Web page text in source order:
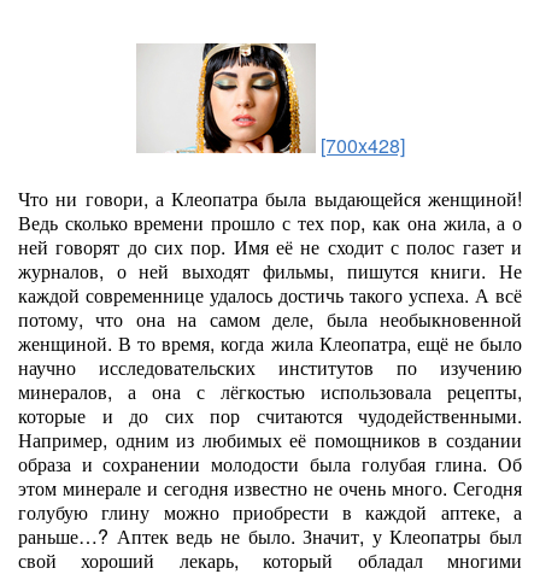
[700x428]
Что ни говори, а Клеопатра была выдающейся женщиной!
Ведь сколько времени прошло с тех пор, как она жила, а о
ней говорят до сих пор. Имя её не сходит с полос газет и
журналов, о ней выходят фильмы, пишутся книги. Не
каждой современнице удалось достичь такого успеха. А всё
потому, что она на самом деле, была необыкновенной
женщиной. В то время, когда жила Клеопатра, ещё не было
научно исследовательских институтов по изучению
минералов, а она с лёгкостью использовала рецепты,
которые и до сих пор считаются чудодейственными.
Например, одним из любимых её помощников в создании
образа и сохранении молодости была голубая глина. Об
этом минерале и сегодня известно не очень много. Сегодня
голубую глину можно приобрести в каждой аптеке, а
раньше…? Аптек ведь не было. Значит, у Клеопатры был
свой хороший лекарь, который обладал многими